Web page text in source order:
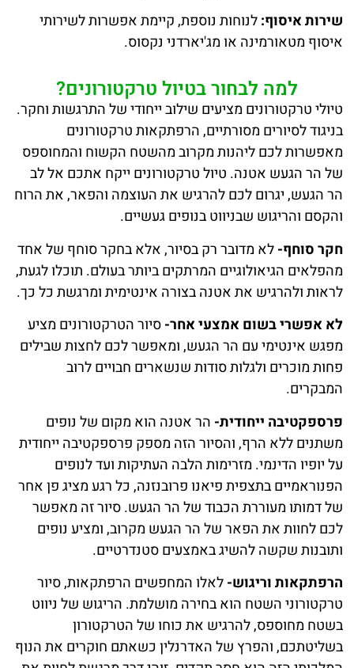
שירות איסוף:לנוחות נוספת, קיימת אפשרות לשירותי
איסוף מטאורמינה או מג'יארדני נקסוס.
למה לבחור בטיול טרקטורונים?
טיולי טרקטורונים מציעים שילוב ייחודי של התרגשות וחקר.
בניגוד לסיורים מסורתיים, הרפתקאות טרקטורונים
מאפשרות לכם ליהנות מקרוב מהשטח הקשוח והמחוספס
של הר הגעש אטנה. טיול טרקטורונים ייקח אתכם אל לב
הר הגעש, יגרום לכם להרגיש את העוצמה והפאר, את הרוח
והקסם והריגוש שבניווט בנופים געשיים.
חקר סוחף-לא מדובר רק בסיור, אלא בחקר סוחף של אחד
מהפלאים הגיאולוגיים המרתקים ביותר בעולם. תוכלו לגעת,
לראות ולהרגיש את אטנה בצורה אינטימית ומרגשת כל כך.
לא אפשרי בשום אמצעי אחר-סיור הטרקטורונים מציע
מפגש אינטימי עם הר הגעש, ומאפשר לכם לחצות שבילים
פחות מוכרים ולגלות סודות שנשארים חבויים לרוב
המבקרים.
פרספקטיבה ייחודית- הר אטנה הוא מקום של נופים
משתנים ללא הרף, והסיור הזה מספק פרספקטיבה ייחודית
על יופיו הדינמי. מזרימות הלבה העתיקות ועד לנופים
הפנוראמיים בתצפית פיאנו פרובנזנה, כל רגע מציג פן אחר
של דמותו מעוררת הכבוד של הר הגעש. סיור זה מאפשר
לכם לחוות את הפאר של הר הגעש מקרוב, ומציע נופים
ותובנות שקשה להשיג באמצעים סטנדרטיים.
הרפתקאות וריגוש-לאלו המחפשים הרפתקאות, סיור
טרקטורוני השטח הוא בחירה מושלמת. הריגוש של ניווט
בשטח מחוספס, להרגיש את כוחו של הטרקטורון
בשליטתכם, והפרץ של האדרנלין כשאתם חוקרים את הנוף